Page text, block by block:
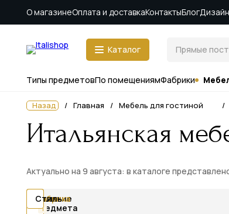
О магазинеОплата и доставкаКонтактыБлог
Каталог
Типы предметовПо помещениямФабрики
Назад Главная Мебель для гостиной
Итальянская
Актуально на 9 августа: в каталоге
Цена
Наличие
Тип
предмета
Фабрика
1
Стиль